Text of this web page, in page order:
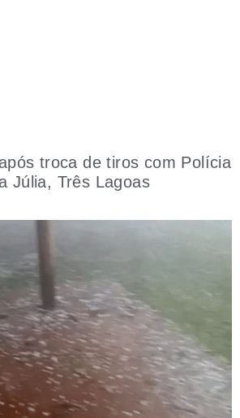
troca de tiros com Polícia
Júlia, Três Lagoas